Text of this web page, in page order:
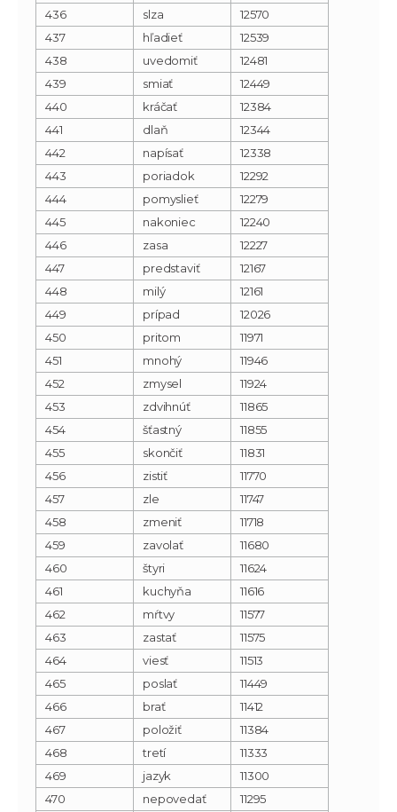
436 slza
12570
437
hľadieť
12539
438
uvedomiť
12481
439
smiať
12449
440
kráčať
12384
441
dlaň
12344
442
napísať
12338
443
poriadok
12292
444
pomyslieť
12279
445
nakoniec
12240
446
zasa
12227
447
predstaviť
12167
448
milý
12161
449
prípad
12026
450
pritom
11971
451
mnohý
11946
452
zmysel
11924
453
zdvihnúť
11865
454
šťastný
11855
455
skončiť
11831
456
zistiť
11770
457
zle
11747
458
zmeniť
11718
459
zavolať
11680
460
štyri
11624
461
kuchyňa
11616
462
mŕtvy
11577
463
zastať
11575
464
viesť
11513
465
poslať
11449
466
brať
11412
467
položiť
11384
468
tretí
11333
469
jazyk
11300
470
nepovedať
11295